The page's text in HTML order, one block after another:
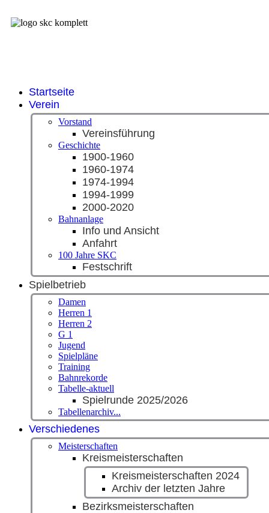
Startseite
Verein
Vorstand
Vereinsführung
Geschichte
1900-1960
1960-1974
1974-1994
1994-1999
2000-2020
Bahnanlage
Info und Ansicht
Anfahrt
100 Jahre SKC
Festschrift
Spielbetrieb
Damen
Herren 1
Herren 2
G 1
Jugend
Spielpläne
Training
Bahnrekorde
Tabelle-aktuell
Spielrunde 2025/2026
Tabellenarchiv...
Verschiedenes
Meisterschaften
Kreismeisterschaften
Kreismeisterschaften 2024
Archiv der letzten Jahre
Bezirksmeisterschaften